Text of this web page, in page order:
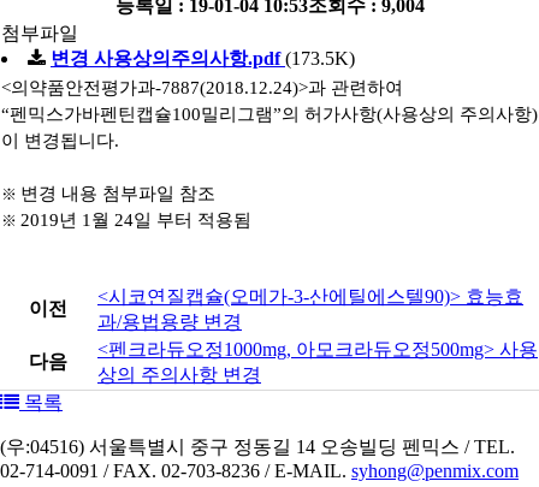
등록일 : 19-01-04 10:53조회수 : 9,004
첨부파일
변경 사용상의주의사항.pdf (173.5K)
<의약품안전평가과-7887(2018.12.24)>과 관련하여
“펜믹스가바펜틴캡슐100밀리그램”의 허가사항(사용상의 주의사항)
이 변경됩니다.
※ ​ 변경 내용 첨부파일 참조
※ ​ 2019년 1월 24일 부터 적용됨
이전
<시코연질캡슐(오메가-3-산에틸에스텔90)> 효능효
과/용법용량 변경
다음
<펜크라듀오정1000mg, 아모크라듀오정500mg> 사용
상의 주의사항 변경
목록
(우:04516) 서울특별시 중구 정동길 14 오송빌딩 펜믹스 / TEL.
02-714-0091 / FAX. 02-703-8236 / E-MAIL. syhong@penmix.com